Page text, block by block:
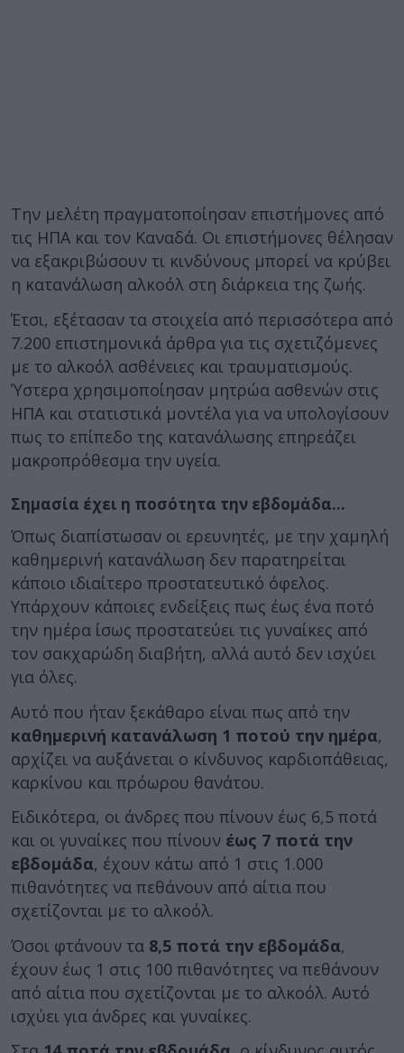
Την μελέτη πραγματοποίησαν επιστήμονες από
τις ΗΠΑ και τον Καναδά. Οι επιστήμονες θέλησαν
να εξακριβώσουν τι κινδύνους μπορεί να κρύβει
η κατανάλωση αλκοόλ στη διάρκεια της ζωής.
Έτσι, εξέτασαν τα στοιχεία από περισσότερα από
7.200 επιστημονικά άρθρα για τις σχετιζόμενες
με το αλκοόλ ασθένειες και τραυματισμούς.
Ύστερα χρησιμοποίησαν μητρώα ασθενών στις
ΗΠΑ και στατιστικά μοντέλα για να υπολογίσουν
πως το επίπεδο της κατανάλωσης επηρεάζει
μακροπρόθεσμα την υγεία.
Σημασία έχει η ποσότητα την εβδομάδα…
Όπως διαπίστωσαν οι ερευνητές, με την χαμηλή
καθημερινή κατανάλωση δεν παρατηρείται
κάποιο ιδιαίτερο προστατευτικό όφελος.
Υπάρχουν κάποιες ενδείξεις πως έως ένα ποτό
την ημέρα ίσως προστατεύει τις γυναίκες από
τον σακχαρώδη διαβήτη, αλλά αυτό δεν ισχύει
για όλες.
Αυτό που ήταν ξεκάθαρο είναι πως από την
καθημερινή κατανάλωση 1 ποτού την ημέρα,
αρχίζει να αυξάνεται ο κίνδυνος καρδιοπάθειας,
καρκίνου και πρόωρου θανάτου.
Ειδικότερα, οι άνδρες που πίνουν έως 6,5 ποτά
και οι γυναίκες που πίνουν έως 7 ποτά την
εβδομάδα, έχουν κάτω από 1 στις 1.000
πιθανότητες να πεθάνουν από αίτια που
σχετίζονται με το αλκοόλ.
Όσοι φτάνουν τα 8,5 ποτά την εβδομάδα,
έχουν έως 1 στις 100 πιθανότητες να πεθάνουν
από αίτια που σχετίζονται με το αλκοόλ. Αυτό
ισχύει για άνδρες και γυναίκες.